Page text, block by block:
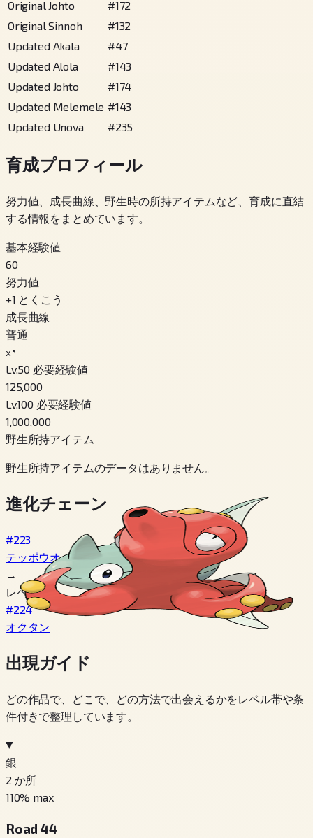
Original Johto #172
Original Sinnoh
#132
Updated Akala
#47
Updated Alola
#143
Updated Johto
#174
Updated Melemele #143
Updated Unova
#235
育成プロフィール
努力値、成長曲線、野生時の所持アイテムなど、育成に直結
する情報をまとめています。
基本経験値
60
努力値
+1 とくこう
成長曲線
普通
x³
Lv.50 必要経験値
125,000
Lv.100 必要経験値
1,000,000
野生所持アイテム
野生所持アイテムのデータはありません。
進化チェーン
#223
テッポウオ
→
レベル 25
#224
オクタン
出現ガイド
どの作品で、どこで、どの方法で出会えるかをレベル帯や条
件付きで整理しています。
銀
2 か所
110% max
Road 44